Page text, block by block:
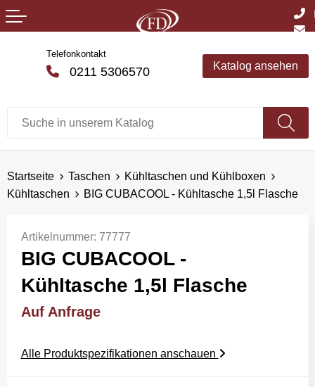
Telefonkontakt
0211 5306570 Katalog ansehen
Startseite Taschen
Kühltaschen und Kühlboxen
Kühltaschen
BIG CUBACOOL - Kühltasche 1,5l Flasche
Artikelnummer: 77777
BIG CUBACOOL -
Kühltasche 1,5l Flasche
Auf Anfrage
Alle Produktspezifikationen anschauen